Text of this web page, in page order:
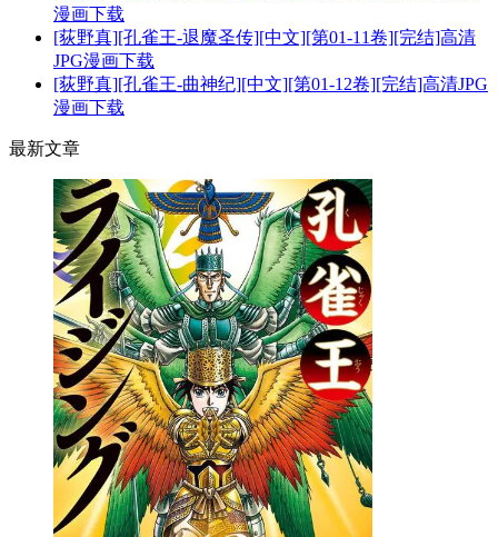
漫画下载
[荻野真][孔雀王-退魔圣传][中文][第01-11卷][完结]高清
JPG漫画下载
[荻野真][孔雀王-曲神纪][中文][第01-12卷][完结]高清JPG
漫画下载
最新文章